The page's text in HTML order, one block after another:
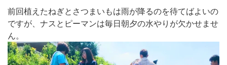
前回植えたねぎとさつまいもは雨が降るのを待てばよいの
ですが、 ナスとピーマンは毎日朝夕の水やりが欠かせませ
ん。